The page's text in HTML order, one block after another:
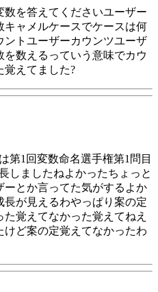
を答えてくださいユーザー
キャメルケースでケースは何
ントユーザーカウンツユーザ
数えるっていう意味でカウ
覚えてました?
第1回変数命名選手権第1問目
しましたねよかったちょっと
ーとか言ってた気がするよか
長が見えるわやっぱり案の定
覚えてなかった覚えてねえ
けど案の定覚えてなかったわ